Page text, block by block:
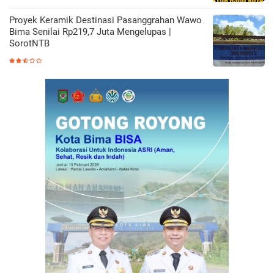
Proyek Keramik Destinasi Pasanggrahan Wawo
Bima Senilai Rp219,7 Juta Mengelupas |
SorotNTB